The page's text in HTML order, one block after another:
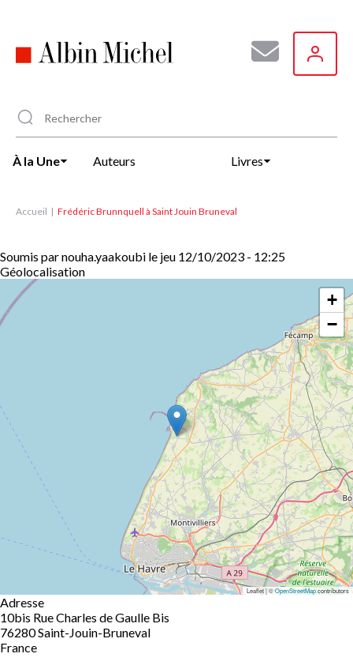
principal
À la Une Auteurs Livres
Accueil Frédéric Brunnquell à Saint Jouin Bruneval
Soumis parnouha.yaakoubi le jeu 12/10/2023 - 12:25
Géolocalisation
+
−
Leaflet | ©OpenStreetMapcontributors
Adresse
10bis Rue Charles de Gaulle Bis
76280Saint-Jouin-Bruneval
France